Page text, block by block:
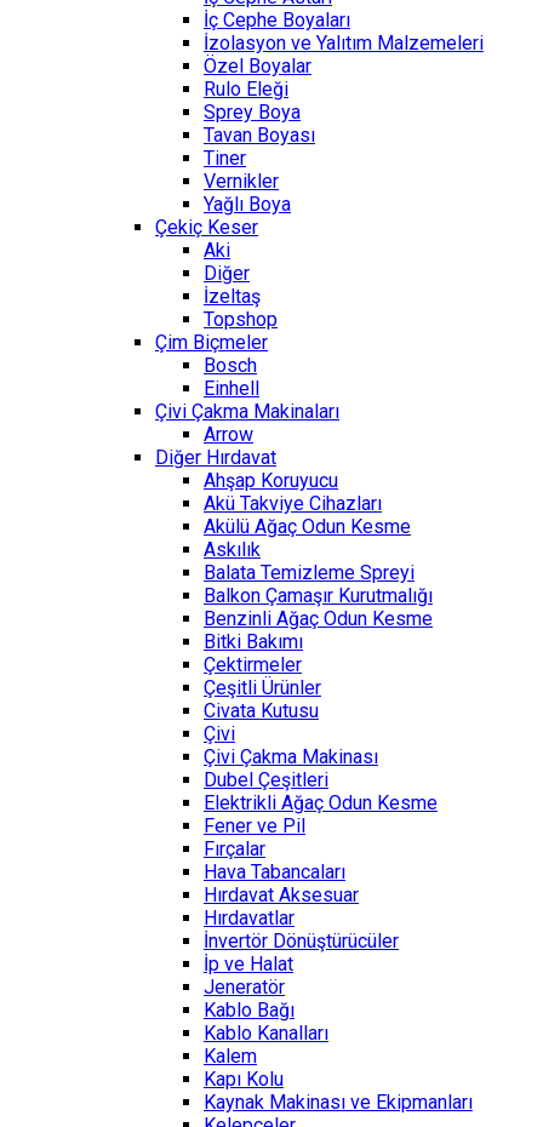
İç Cephe Boyaları
İzolasyon ve Yalıtım Malzemeleri
Özel Boyalar
Rulo Eleği
Sprey Boya
Tavan Boyası
Tiner
Vernikler
Yağlı Boya
Çekiç Keser
Aki
Diğer
İzeltaş
Topshop
Çim Biçmeler
Bosch
Einhell
Çivi Çakma Makinaları
Arrow
Diğer Hırdavat
Ahşap Koruyucu
Akü Takviye Cihazları
Akülü Ağaç Odun Kesme
Askılık
Balata Temizleme Spreyi
Balkon Çamaşır Kurutmalığı
Benzinli Ağaç Odun Kesme
Bitki Bakımı
Çektirmeler
Çeşitli Ürünler
Civata Kutusu
Çivi
Çivi Çakma Makinası
Dubel Çeşitleri
Elektrikli Ağaç Odun Kesme
Fener ve Pil
Fırçalar
Hava Tabancaları
Hırdavat Aksesuar
Hırdavatlar
İnvertör Dönüştürücüler
İp ve Halat
Jeneratör
Kablo Bağı
Kablo Kanalları
Kalem
Kapı Kolu
Kaynak Makinası ve Ekipmanları